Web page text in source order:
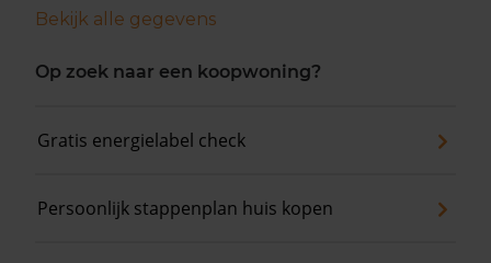
Bekijk alle gegevens
Op zoek naar een koopwoning?
Gratis energielabel check
Persoonlijk stappenplan huis kopen